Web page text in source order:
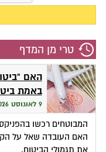
טרי מן המדף
האם
באמת
9 לאוגוסט 2026
המבוטחים רכשו
האם העובדה שאל על
את תגמולי הביטוח.